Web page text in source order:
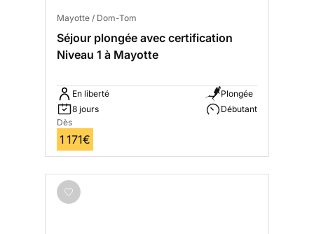
Mayotte / Dom-Tom
Séjour plongée avec certification
Niveau 1 à Mayotte
En liberté
8 jours
Plongée
Débutant
Dès
1 171€